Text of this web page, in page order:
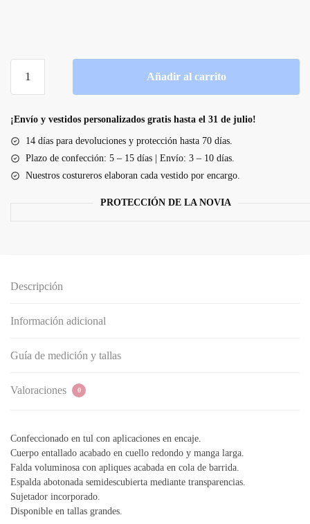
línea
tul
con
larga
Añadir al carrito
¡Envío y vestidos personalizados gratis hasta el 31 de julio!
14 días para devoluciones y protección hasta 70 días.
Plazo de confección: 5 – 15 días | Envío: 3 – 10 días.
Nuestros costureros elaboran cada vestido por encargo.
PROTECCIÓN DE LA NOVIA
Descripción
Información adicional
Guía de medición y tallas
Valoraciones 0
Confeccionado en tul con aplicaciones en encaje.
Cuerpo entallado acabado en cuello redondo y manga larga.
Falda voluminosa con apliques acabada en cola de barrida.
Espalda abotonada semidescubierta mediante transparencias.
Sujetador incorporado.
Disponible en tallas grandes.